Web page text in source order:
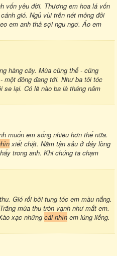
vốn yêu đời. Thương em hoa lá vốn
gió. Ngủ vùi trên nét mỏng đôi
em anh thả sợi ngu ngơ. Áo em
hàng cây. Mùa cũng thế - cũng
một đông đang tới. Như ba tôi tóc
se lại. Có lẽ nào ba là tháng năm
muốn em sống nhiều hơn thế nữa.
xiết chặt. Nằm tận sâu ở đáy lòng
trong anh. Khi chúng ta chạm
Gió rối bời tung tóc em màu nắng.
mùa thu tròn vạnh như mắt em.
xạc những cái nhìn em lúng liếng.